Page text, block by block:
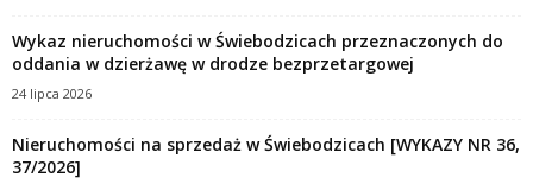
Wykaz nieruchomości w Świebodzicach przeznaczonych do
oddania w dzierżawę w drodze bezprzetargowej
24 lipca 2026
Nieruchomości na sprzedaż w Świebodzicach [WYKAZY NR 36,
37/2026]